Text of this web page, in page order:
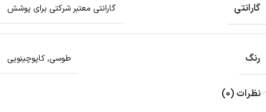
گارانتی گارانتی معتبر شرکتی برای پوشش
رنگ طوسی,کاپوچینویی
نظرات (0)